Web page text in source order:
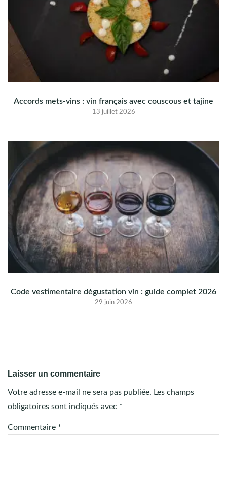
Accords mets-vins : vin français avec couscous et tajine
13 juillet 2026
Code vestimentaire dégustation vin : guide complet 2026
29 juin 2026
Laisser un commentaire
Votre adresse e-mail ne sera pas publiée. Les champs
obligatoires sont indiqués avec *
Commentaire *